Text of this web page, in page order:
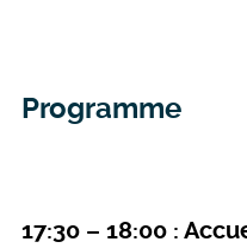
Programme
17:30 – 18:00 :